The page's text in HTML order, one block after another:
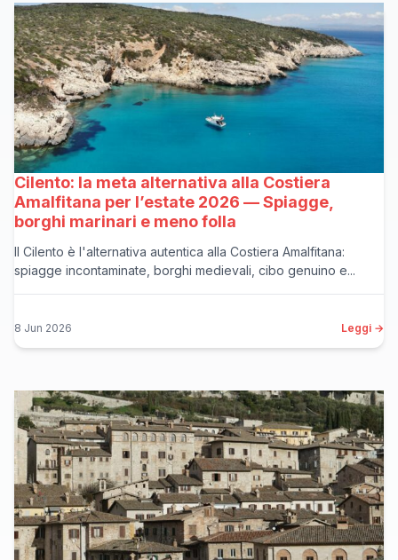
Cilento: la meta alternativa alla Costiera
Amalfitana per l’estate 2026 — Spiagge,
borghi marinari e meno folla
Il Cilento è l'alternativa autentica alla Costiera Amalfitana:
spiagge incontaminate, borghi medievali, cibo genuino e...
8 Jun 2026 Leggi →